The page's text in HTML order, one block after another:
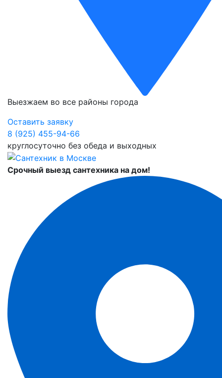
Выезжаем во все районы города
Оставить заявку
8 (925) 455-94-66
круглосуточно без обеда и выходных
Срочный выезд сантехника на дом!